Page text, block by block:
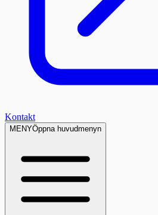
Kontakt
MENYÖppna huvudmenyn